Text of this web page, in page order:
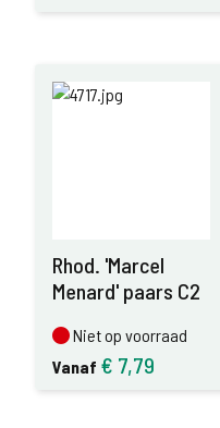
Rhod. 'Marcel
Menard' paars C2
Niet op voorraad
Niet op voorraad
Vanaf € 7,79